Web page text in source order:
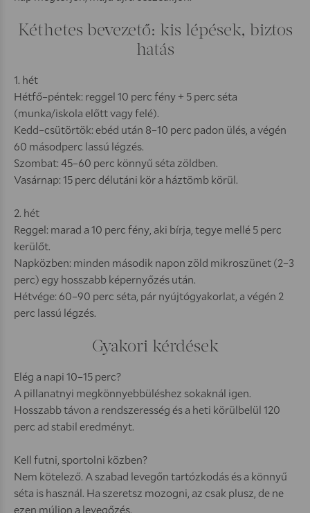
Kéthetes bevezető: kis lépések, biztos
hatás
1. hét
Hétfő–péntek: reggel 10 perc fény + 5 perc séta
(munka/iskola előtt vagy felé).
Kedd–csütörtök: ebéd után 8–10 perc padon ülés, a végén
60 másodperc lassú légzés.
Szombat: 45–60 perc könnyű séta zöldben.
Vasárnap: 15 perc délutáni kör a háztömb körül.
2. hét
Reggel: marad a 10 perc fény, aki bírja, tegye mellé 5 perc
kerülőt.
Napközben: minden második napon zöld mikroszünet (2–3
perc) egy hosszabb képernyőzés után.
Hétvége: 60–90 perc séta, pár nyújtógyakorlat, a végén 2
perc lassú légzés.
Gyakori kérdések
Elég a napi 10–15 perc?
A pillanatnyi megkönnyebbüléshez sokaknál igen.
Hosszabb távon a rendszeresség és a heti körülbelül 120
perc ad stabil eredményt.
Kell futni, sportolni közben?
Nem kötelező. A szabad levegőn tartózkodás és a könnyű
séta is használ. Ha szeretsz mozogni, az csak plusz, de ne
ezen múljon a levegőzés.